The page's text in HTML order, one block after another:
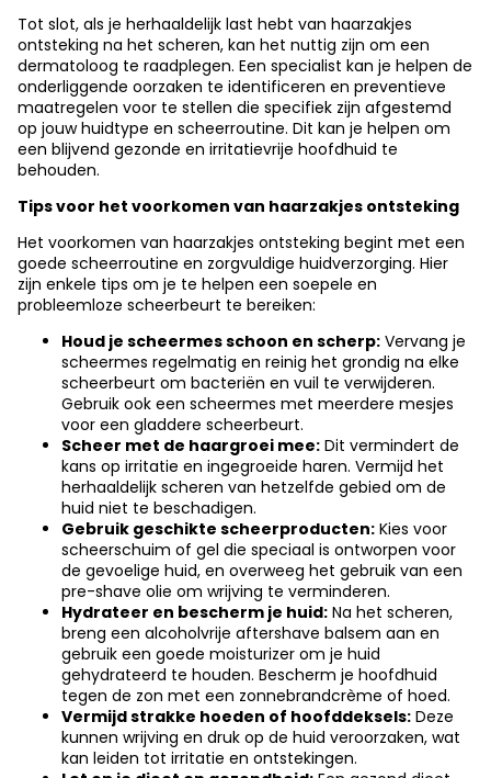
Tot slot, als je herhaaldelijk last hebt van haarzakjes
ontsteking na het scheren, kan het nuttig zijn om een
dermatoloog te raadplegen. Een specialist kan je helpen de
onderliggende oorzaken te identificeren en preventieve
maatregelen voor te stellen die specifiek zijn afgestemd
op jouw huidtype en scheerroutine. Dit kan je helpen om
een blijvend gezonde en irritatievrije hoofdhuid te
behouden.
Tips voor het voorkomen van haarzakjes ontsteking
Het voorkomen van haarzakjes ontsteking begint met een
goede scheerroutine en zorgvuldige huidverzorging. Hier
zijn enkele tips om je te helpen een soepele en
probleemloze scheerbeurt te bereiken:
Houd je scheermes schoon en scherp: Vervang je
scheermes regelmatig en reinig het grondig na elke
scheerbeurt om bacteriën en vuil te verwijderen.
Gebruik ook een scheermes met meerdere mesjes
voor een gladdere scheerbeurt.
Scheer met de haargroei mee: Dit vermindert de
kans op irritatie en ingegroeide haren. Vermijd het
herhaaldelijk scheren van hetzelfde gebied om de
huid niet te beschadigen.
Gebruik geschikte scheerproducten: Kies voor
scheerschuim of gel die speciaal is ontworpen voor
de gevoelige huid, en overweeg het gebruik van een
pre-shave olie om wrijving te verminderen.
Hydrateer en bescherm je huid: Na het scheren,
breng een alcoholvrije aftershave balsem aan en
gebruik een goede moisturizer om je huid
gehydrateerd te houden. Bescherm je hoofdhuid
tegen de zon met een zonnebrandcrème of hoed.
Vermijd strakke hoeden of hoofddeksels: Deze
kunnen wrijving en druk op de huid veroorzaken, wat
kan leiden tot irritatie en ontstekingen.